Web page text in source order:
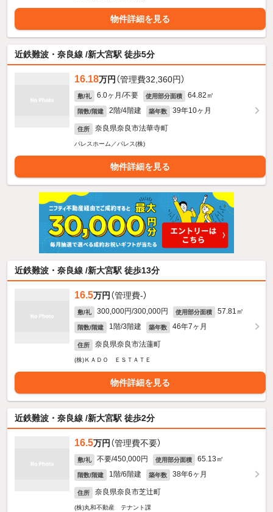
物件詳細を見る
近鉄難波・奈良線 /新大宮駅 徒歩5分
16.18万円 （管理費32,360円）
敷/礼 6.0ヶ月/不要 使用部分面積 64.82㎡
階数/階建 2階/4階建 築年数 39年10ヶ月
住所 奈良県奈良市法華寺町
パレスホーム／パレス(株)
物件詳細を見る
近鉄難波・奈良線 /新大宮駅 徒歩13分
16.5万円 （管理費-）
敷/礼 300,000円/300,000円 使用部分面積 57.81㎡
階数/階建 1階/3階建 築年数 46年7ヶ月
住所 奈良県奈良市法蓮町
(株)ＫＡＤＯ ＥＳＴＡＴＥ
物件詳細を見る
近鉄難波・奈良線 /新大宮駅 徒歩2分
16.5万円 （管理費不要）
敷/礼 不要/450,000円 使用部分面積 65.13㎡
階数/階建 1階/6階建 築年数 38年6ヶ月
住所 奈良県奈良市芝辻町
(株)丸和不動産 テナント課